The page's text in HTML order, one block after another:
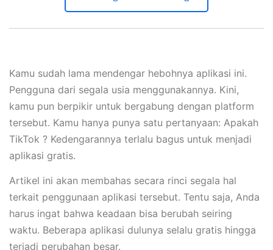
Kamu sudah lama mendengar hebohnya aplikasi ini.
Pengguna dari segala usia menggunakannya. Kini,
kamu pun berpikir untuk bergabung dengan platform
tersebut. Kamu hanya punya satu pertanyaan: Apakah
TikTok ? Kedengarannya terlalu bagus untuk menjadi
aplikasi gratis.
Artikel ini akan membahas secara rinci segala hal
terkait penggunaan aplikasi tersebut. Tentu saja, Anda
harus ingat bahwa keadaan bisa berubah seiring
waktu. Beberapa aplikasi dulunya selalu gratis hingga
terjadi perubahan besar.